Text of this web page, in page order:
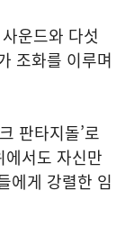
운드와 다섯
조화를 이루며
판타지돌’로
서도 자신만
에게 강렬한 임